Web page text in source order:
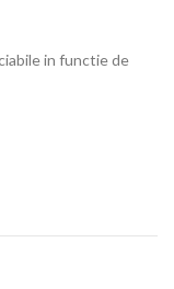
in functie de